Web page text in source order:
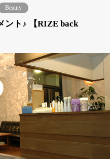
Beauty
ント♪ 【RIZE back